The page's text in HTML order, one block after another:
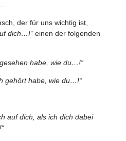
der für uns wichtig ist,
dich…!“ einen der folgenden
habe, wie du…!“
gehört habe, wie du…!“
auf dich, als ich dich dabei